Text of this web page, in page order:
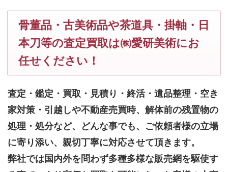
骨董品・古美術品や茶道具・掛軸・日
本刀等の査定買取は㈱愛研美術にお
任せください！
査定・鑑定・買取・見積り・終活・遺品整理・空き
家対策・引越しや不動産売買時、解体前の残置物の
処理・処分など、どんな事でも、 ご依頼者様の立場
に寄り添い、親切丁寧に対応させて頂きます。
弊社では国内外を問わず多種多様な販売網を駆使す